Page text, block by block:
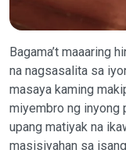
Bagama’t maaaring
na nagsasalita sa
masaya kaming
miyembro ng inyong
upang matiyak na
masisiyahan sa